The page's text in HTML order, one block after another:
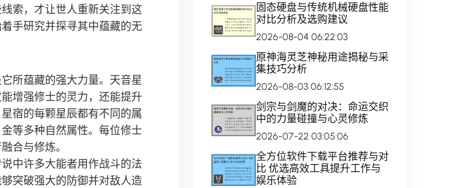
索，才让世人重新关注到这
手研究并探寻其中蕴藏的无
所蕴藏的强大力量。天音星
增强修士的灵力，还能提升
宿的每颗星辰都有不同的属
等多种自然属性。每位修士
合与修炼。
中许多大能者用作战斗的法
突破强大的防御并对敌人造
固态硬盘与传统机械硬盘性能
对比分析及选购建议
2026-08-04 06:22:03
原神海灵芝神秘用途揭秘与采
集技巧分析
2026-08-03 06:12:55
剑宗与剑魔的对决：命运交织
中的力量碰撞与心灵修炼
2026-07-22 03:05:06
全方位软件下载平台推荐与对
比 优选高效工具提升工作与
娱乐体验